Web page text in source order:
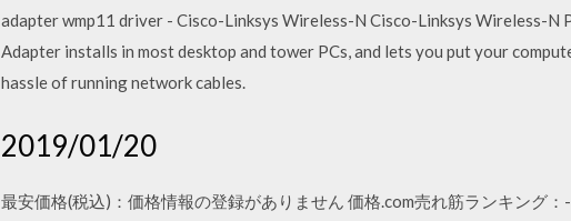
adapter wmp11 driver - Cisco-Linksys Wireless-N Cisco-Linksys Wireless-N
Adapter installs in most desktop and tower PCs, and lets you put your
hassle of running network cables.
2019/01/20
最安価格(税込)：価格情報の登録がありません 価格.com売れ筋ランキング